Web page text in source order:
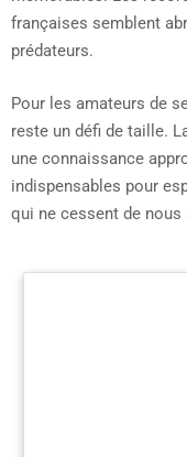
françaises semblent
prédateurs.
Pour les amateurs de
reste un défi de taille.
une connaissance
indispensables pour
qui ne cessent de